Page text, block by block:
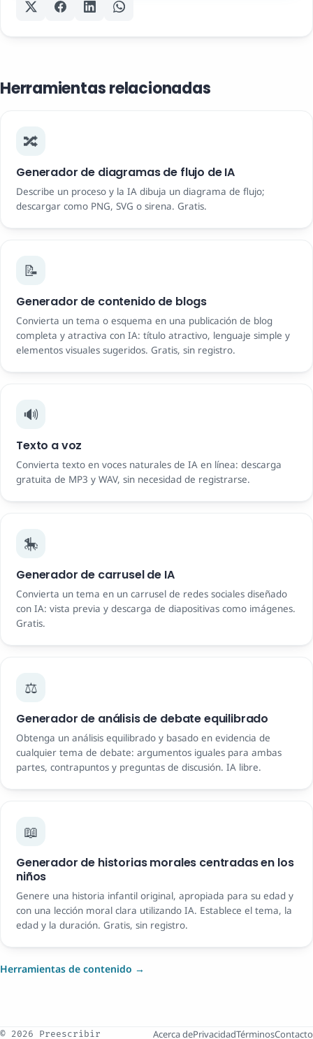
Herramientas relacionadas
🔀
Generador de diagramas de flujo de IA
Describe un proceso y la IA dibuja un diagrama de flujo;
descargar como PNG, SVG o sirena. Gratis.
📝
Generador de contenido de blogs
Convierta un tema o esquema en una publicación de blog
completa y atractiva con IA: título atractivo, lenguaje simple y
elementos visuales sugeridos. Gratis, sin registro.
🔊
Texto a voz
Convierta texto en voces naturales de IA en línea: descarga
gratuita de MP3 y WAV, sin necesidad de registrarse.
🎠
Generador de carrusel de IA
Convierta un tema en un carrusel de redes sociales diseñado
con IA: vista previa y descarga de diapositivas como imágenes.
Gratis.
⚖️
Generador de análisis de debate equilibrado
Obtenga un análisis equilibrado y basado en evidencia de
cualquier tema de debate: argumentos iguales para ambas
partes, contrapuntos y preguntas de discusión. IA libre.
📖
Generador de historias morales centradas en los
niños
Genere una historia infantil original, apropiada para su edad y
con una lección moral clara utilizando IA. Establece el tema, la
edad y la duración. Gratis, sin registro.
Herramientas de contenido →
© 2026 Preescribir Acerca dePrivacidadTérminosContacto